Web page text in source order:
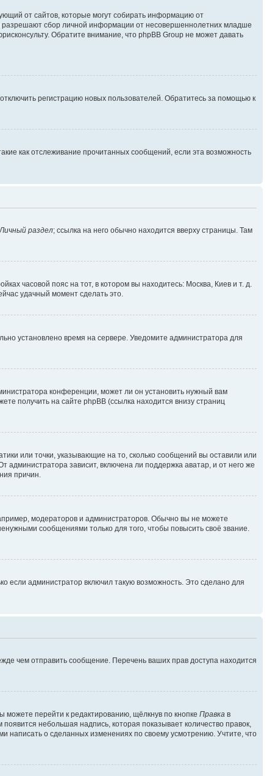
от сайтов, которые могут собирать информацию от
разрешают сбор личной информации от несовершеннолетних младше
Обратите внимание, что phpBB Group не может давать
регистрацию новых пользователей. Обратитесь за помощью к
как отслеживание прочитанных сообщений, если эта возможность
Личный раздел; ссылка на него обычно находится вверху страницы. Там
часовой пояс на тот, в котором вы находитесь: Москва, Киев и т. д.
удачный момент сделать это.
установлено время на сервере. Уведомите администратора для
конференции, может ли он установить нужный вам
получить на сайте phpBB (ссылка находится внизу страниц
или точки, указывающие на то, сколько сообщений вы оставили или
администратора зависит, включена ли поддержка аватар, и от него же
причин.
модераторов и администраторов. Обычно вы не можете
сообщениями только для того, чтобы повысить своё звание.
если администратор включил такую возможность. Это сделано для
чем отправить сообщение. Перечень ваших прав доступа находится
перейти к редактированию, щёлкнув по кнопке Правка в
небольшая надпись, которая показывает количество правок,
написать о сделанных изменениях по своему усмотрению. Учтите, что